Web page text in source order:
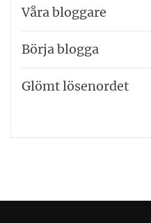
Våra bloggare
Börja blogga
Glömt lösenordet